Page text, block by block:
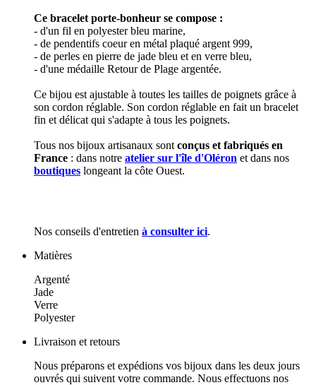
Ce bracelet porte-bonheur se compose :
- d'un fil en polyester bleu marine,
- de pendentifs coeur en métal plaqué argent 999,
- de perles en pierre de jade bleu et en verre bleu,
- d'une médaille Retour de Plage argentée.
Ce bijou est ajustable à toutes les tailles de poignets grâce à
son cordon réglable. Son cordon réglable en fait un bracelet
fin et délicat qui s'adapte à tous les poignets.
Tous nos bijoux artisanaux sont conçus et fabriqués en
France : dans notre atelier sur l'île d'Oléron et dans nos
boutiques longeant la côte Ouest.
Nos conseils d'entretien à consulter ici.
Matières
Argenté
Jade
Verre
Polyester
Livraison et retours
Nous préparons et expédions vos bijoux dans les deux jours
ouvrés qui suivent votre commande. Nous effectuons nos